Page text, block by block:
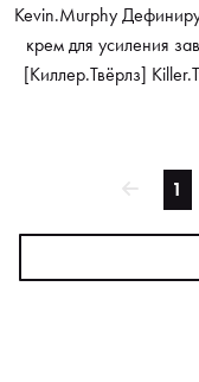
Kevin.Murphy
крем для усиления
[Киллер.Твёрлз]
1